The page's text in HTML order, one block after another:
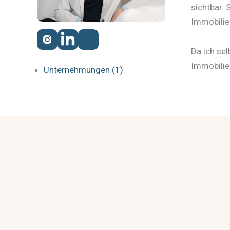
Unternehmungen (1)
sichtbar.
Da ich